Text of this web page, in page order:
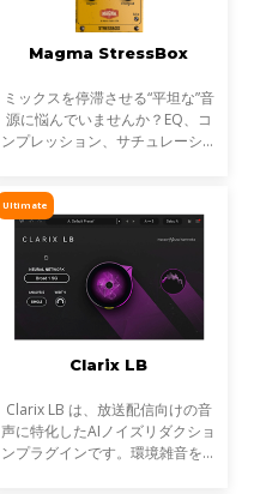
Magma StressBox
ミックスを停滞させる“平坦な”音
源に悩んでいませんか？EQ、コ
ンプレッション、サチュレーショ
のが StressBoxです。
Ultimate
Clarix LB
Clarix LB は、放送配信向けの音
声に特化したAIノイズリダクショ
ンプラグインです。環境雑音をリ